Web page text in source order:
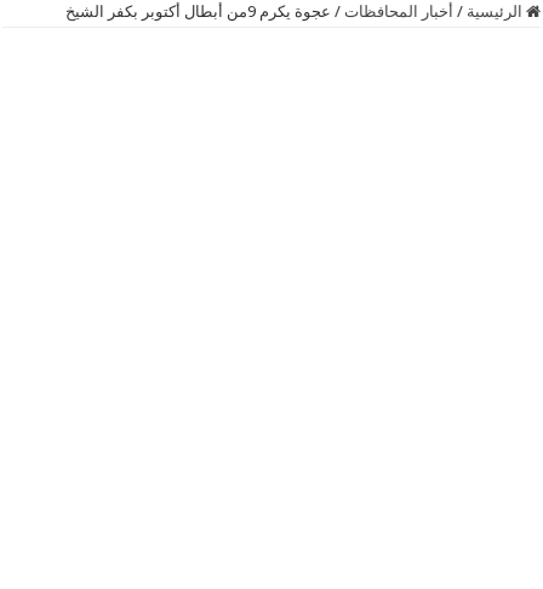
الرئيسية / أخبار المحافظات / عجوة يكرم 9من أبطال أكتوبر بكفر الشيخ